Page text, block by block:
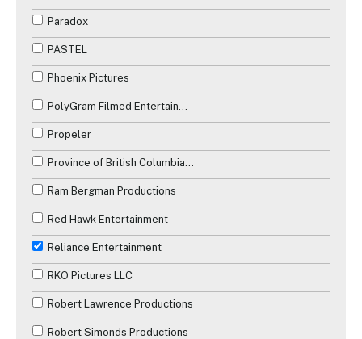
Paradox
PASTEL
Phoenix Pictures
PolyGram Filmed Entertainment
Propeler
Province of British Columbia Production Services Tax Credit
Ram Bergman Productions
Red Hawk Entertainment
Reliance Entertainment
RKO Pictures LLC
Robert Lawrence Productions
Robert Simonds Productions